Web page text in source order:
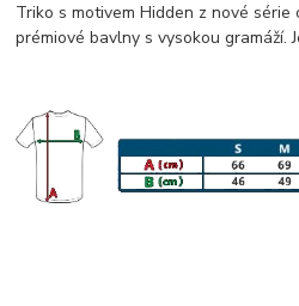
Triko s motivem Hidden z nové
prémiové bavlny s vysokou gramáží.